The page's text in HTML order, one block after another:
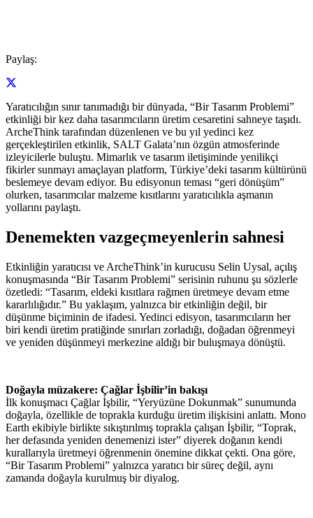
Paylaş:
Yaratıcılığın sınır tanımadığı bir dünyada, “Bir Tasarım Problemi”
etkinliği bir kez daha tasarımcıların üretim cesaretini sahneye taşıdı.
ArcheThink tarafından düzenlenen ve bu yıl yedinci kez
gerçekleştirilen etkinlik, SALT Galata’nın özgün atmosferinde
izleyicilerle buluştu. Mimarlık ve tasarım iletişiminde yenilikçi
fikirler sunmayı amaçlayan platform, Türkiye’deki tasarım kültürünü
beslemeye devam ediyor. Bu edisyonun teması “geri dönüşüm”
olurken, tasarımcılar malzeme kısıtlarını yaratıcılıkla aşmanın
yollarını paylaştı.
Denemekten vazgeçmeyenlerin sahnesi
Etkinliğin yaratıcısı ve ArcheThink’in kurucusu Selin Uysal, açılış
konuşmasında “Bir Tasarım Problemi” serisinin ruhunu şu sözlerle
özetledi: “Tasarım, eldeki kısıtlara rağmen üretmeye devam etme
kararlılığıdır.” Bu yaklaşım, yalnızca bir etkinliğin değil, bir
düşünme biçiminin de ifadesi. Yedinci edisyon, tasarımcıların her
biri kendi üretim pratiğinde sınırları zorladığı, doğadan öğrenmeyi
ve yeniden düşünmeyi merkezine aldığı bir buluşmaya dönüştü.
Doğayla müzakere: Çağlar İşbilir’in bakışı
İlk konuşmacı Çağlar İşbilir, “Yeryüzüne Dokunmak” sunumunda
doğayla, özellikle de toprakla kurduğu üretim ilişkisini anlattı. Mono
Earth ekibiyle birlikte sıkıştırılmış toprakla çalışan İşbilir, “Toprak,
her defasında yeniden denemenizi ister” diyerek doğanın kendi
kurallarıyla üretmeyi öğrenmenin önemine dikkat çekti. Ona göre,
“Bir Tasarım Problemi” yalnızca yaratıcı bir süreç değil, aynı
zamanda doğayla kurulmuş bir diyalog.